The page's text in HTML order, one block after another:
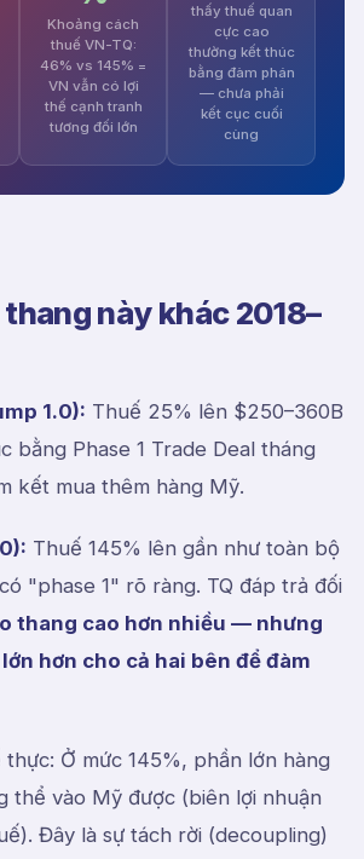
Khoảng cách
thuế VN-TQ:
46% vs 145% =
VN vẫn có lợi
thế cạnh tranh
tương đối lớn
thấy thuế quan
cực cao
thường kết thúc
bằng đàm phán
— chưa phải
kết cục cuối
cùng
này khác 2018–
1.0): Thuế 25% lên $250–360B
bằng Phase 1 Trade Deal tháng
kết mua thêm hàng Mỹ.
Thuế 145% lên gần như toàn bộ
"phase 1" rõ ràng. TQ đáp trả đối
thang cao hơn nhiều — nhưng
hơn cho cả hai bên để đàm
Ở mức 145%, phần lớn hàng
thể vào Mỹ được (biên lợi nhuận
Đây là sự tách rời (decoupling)